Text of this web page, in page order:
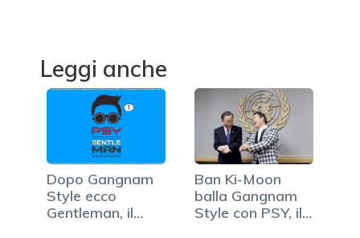
Leggi anche
Dopo Gangnam
Style ecco
Gentleman, il
Ban Ki-Moon
balla Gangnam
Style con PSY, il